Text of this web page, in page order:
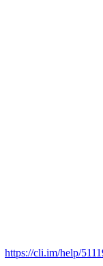
https://cli.im/help/